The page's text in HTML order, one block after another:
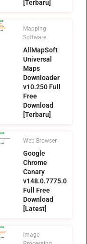
[Terbaru]
Mapping
Software
AllMapSoft
Universal
Maps
Downloader
v10.250 Full
Free
Download
[Terbaru]
Web Browser
Google
Chrome
Canary
v148.0.7775.0
Full Free
Download
[Latest]
Image